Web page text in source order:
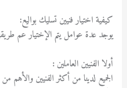
كيفية اختيار فنيين تسليك بواليع:
يوجد عدة عوامل يتم الإختيار عم
أولا الفنيين العاملين :
الجميع لدينا من أكثر الفنيين